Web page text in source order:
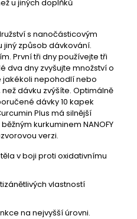
u jiných doplňků
s nanočásticovým
jiný způsob dávkování.
První tři dny používejte tři
dva dny zvyšujte množství o
jakékoli nepohodlí nebo
dávku zvýšíte. Optimálně
dávky 10 kapek
Plus má silnější
kurkuminem NANOFY
verzi.
v boji proti oxidativnímu
vlastností
na nejvyšší úrovni.